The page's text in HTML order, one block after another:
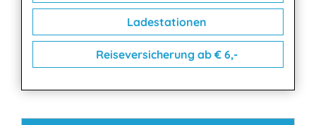
Ladestationen
Reiseversicherung ab € 6,-